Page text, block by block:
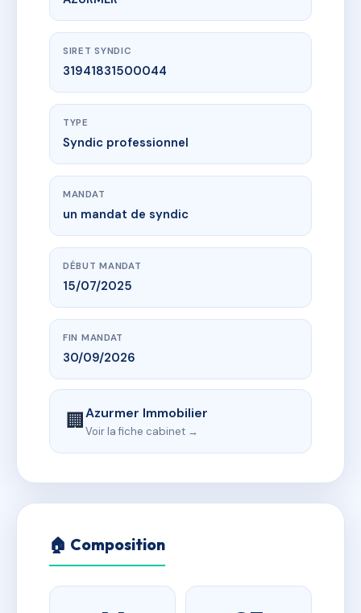
SIRET SYNDIC
31941831500044
TYPE
Syndic professionnel
MANDAT
un mandat de syndic
DÉBUT MANDAT
15/07/2025
FIN MANDAT
30/09/2026
🏢Azurmer Immobilier
Voir la fiche cabinet →
🏠 Composition